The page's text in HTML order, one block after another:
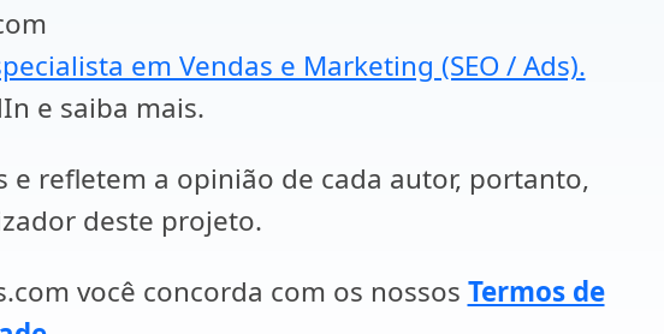
em Vendas e Marketing (SEO / Ads).
e saiba mais.
refletem a opinião de cada autor, portanto,
deste projeto.
você concorda com os nossos Termos de